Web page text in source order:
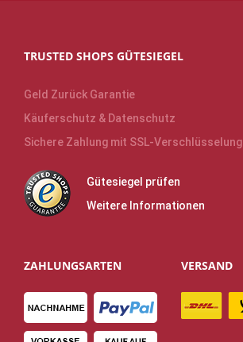
TRUSTED SHOPS GÜTESIEGEL
Geld Zurück Garantie
Käuferschutz & Datenschutz
Sichere Zahlung mit SSL-Verschlüsselung
Gütesiegel prüfen
Weitere Informationen
ZAHLUNGSARTEN VERSAND